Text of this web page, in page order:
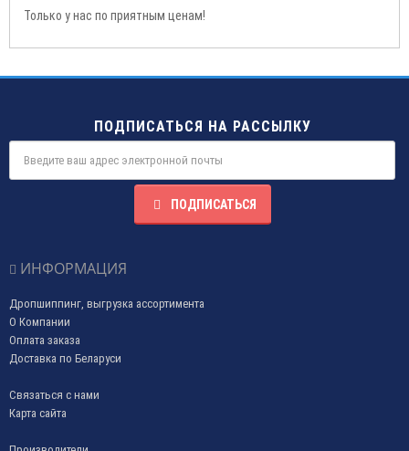
Только у нас по приятным ценам!
ПОДПИСАТЬСЯ НА РАССЫЛКУ
ПОДПИСАТЬСЯ
ИНФОРМАЦИЯ
Дропшиппинг, выгрузка ассортимента
О Компании
Оплата заказа
Доставка по Беларуси
Связаться с нами
Карта сайта